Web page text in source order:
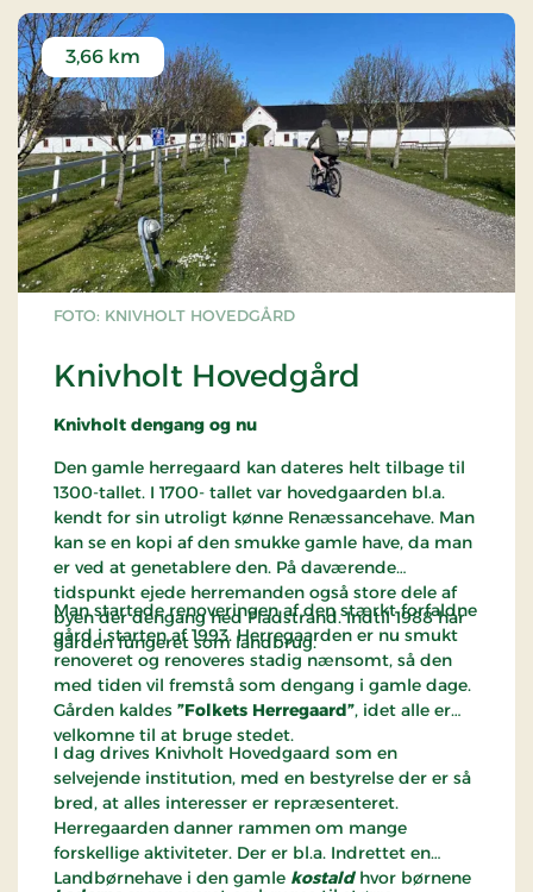
FOTO: KNIVHOLT HOVEDGÅRD
Knivholt Hovedgård
3,66 km
Knivholt dengang og nu
Den gamle herregaard kan dateres helt tilbage til
1300-tallet. I 1700- tallet var hovedgaarden bl.a.
kendt for sin utroligt kønne Renæssancehave. Man
kan se en kopi af den smukke gamle have, da man
er ved at genetablere den. På daværende
tidspunkt ejede herremanden også store dele af
byen der dengang hed Fladstrand. Indtil 1988 har
gården fungeret som landbrug.
Man startede renoveringen af den stærkt forfaldne
gård i starten af 1993. Herregaarden er nu smukt
renoveret og renoveres stadig nænsomt, så den
med tiden vil fremstå som dengang i gamle dage.
Gården kaldes ”Folkets Herregaard”, idet alle er
velkomne til at bruge stedet.
I dag drives Knivholt Hovedgaard som en
selvejende institution, med en bestyrelse der er så
bred, at alles interesser er repræsenteret.
Herregaarden danner rammen om mange
forskellige aktiviteter. Der er bl.a. Indrettet en
Landbørnehave i den gamle kostaldhvor børnene